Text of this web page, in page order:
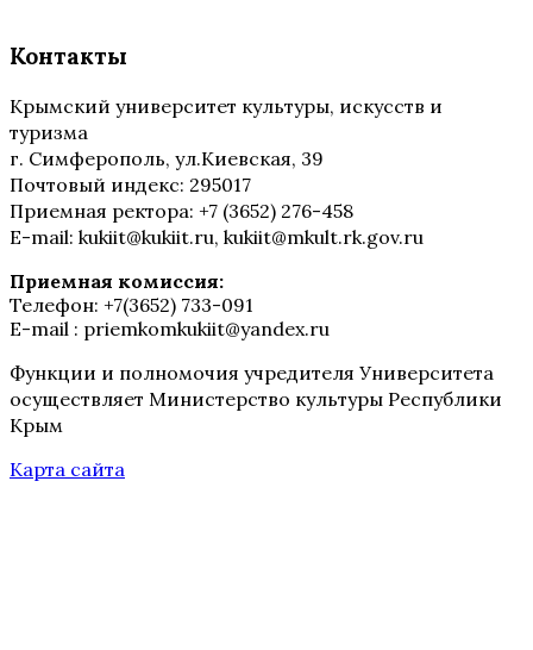
Контакты
Крымский университет культуры, искусств и
туризма
г. Симферополь, ул.Киевская, 39
Почтовый индекс: 295017
Приемная ректора: +7 (3652) 276-458
E-mail: kukiit@kukiit.ru, kukiit@mkult.rk.gov.ru
Приемная комиссия:
Телефон: +7(3652) 733-091
E-mail : priemkomkukiit@yandex.ru
Функции и полномочия учредителя Университета
осуществляет Министерство культуры Республики
Крым
Карта сайта